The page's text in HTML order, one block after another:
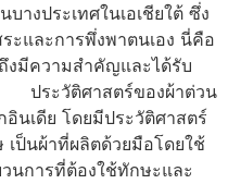
างประเทศในเอเชียใต้ ซึ่ง
และการพึ่งพาตนเอง นี่คือ
งมีความสำคัญและได้รับ
สตร์ของผ้าต่วน
นเดีย โดยมีประวัติศาสตร์
ป็นผ้าที่ผลิตด้วยมือโดยใช้
นการที่ต้องใช้ทักษะและ